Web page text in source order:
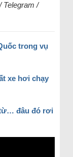
/
trong vụ
xe hơi chạy
từ… đâu đó rơi